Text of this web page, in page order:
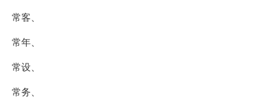
常客、
常年、
常设、
常务、